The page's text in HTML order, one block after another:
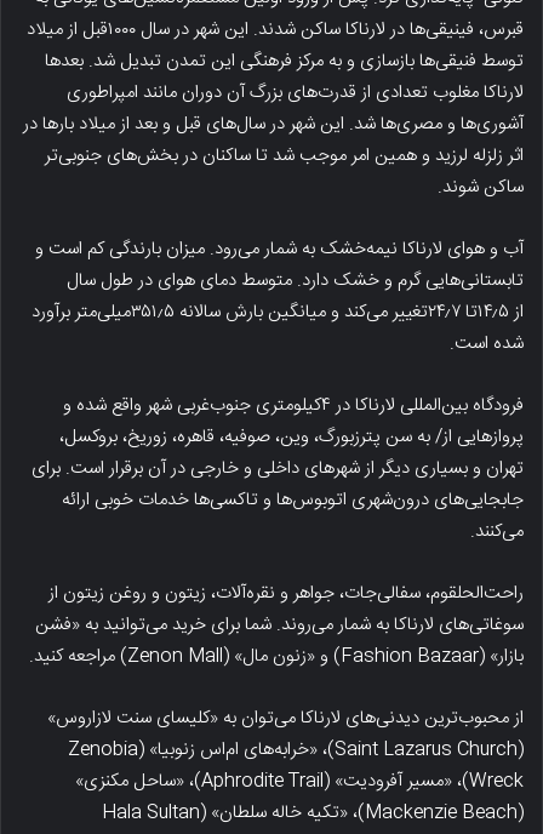
قبرس، فینیقی‌ها در لارناکا ساکن شدند. این شهر در سال ۱۰۰۰قبل از میلاد
توسط فنیقی‌ها بازسازی و به مرکز فرهنگی این تمدن تبدیل شد. بعدها
لارناکا مغلوب تعدادی از قدرت‌های بزرگ آن دوران مانند امپراطوری
آشوری‌ها و مصری‌ها شد. این شهر در سال‌های قبل و بعد از میلاد بارها در
اثر زلزله لرزید و همین‌ امر موجب شد تا ساکنان در بخش‌های جنوبی‌تر
ساکن شوند.
آب و هوای لارناکا نیمه‌خشک به شمار می‌رود. میزان بارندگی کم است و
تابستانی‌هایی گرم و خشک دارد. متوسط دمای هوای در طول سال
از ۱۴٫۵تا ۲۴٫۷تغییر می‌کند و میانگین بارش سالانه ۳۵۱٫۵میلی‌متر بر‌آورد
شده است.
فرودگاه بین‌المللی لارناکا در ۴کیلومتری جنوب‌غربی شهر واقع شده و
پروازهایی از/ به سن پترزبورگ، وین، صوفیه، قاهره، زوریخ، بروکسل،
تهران و بسیاری دیگر از شهرهای داخلی و خارجی در آن برقرار است. برای
جابجایی‌های درون‌شهری اتوبوس‌ها و تاکسی‌ها خدمات خوبی ارائه
می‌کنند.
راحت‌الحلقوم، سفالی‌جات، جواهر و نقره‌آلات، زیتون و روغن زیتون از
سوغاتی‌های لارناکا به شمار می‌روند. شما برای خرید می‌توانید به «فشن
بازار» (Fashion Bazaar) و «زنون مال» (Zenon Mall) مراجعه کنید.
از محبوب‌ترین دیدنی‌های لارناکا می‌توان به «کلیسای سنت لازاروس»
(Saint Lazarus Church)، «خرابه‌های ام‌اس زنوبیا» (Zenobia
Wreck)، «مسیر آفرودیت» (Aphrodite Trail)، «ساحل مکنزی»
(Mackenzie Beach)، «تکیه خاله سلطان» (Hala Sultan